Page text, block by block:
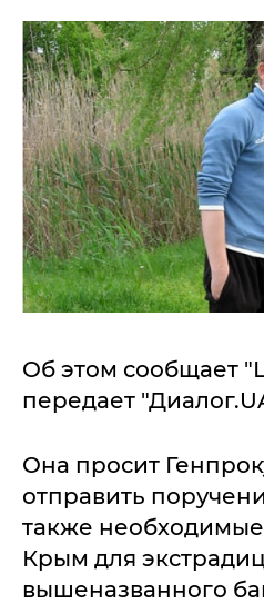
Об этом сообщает
передает
Она просит
отправить
также
Крым для
вышеназванного